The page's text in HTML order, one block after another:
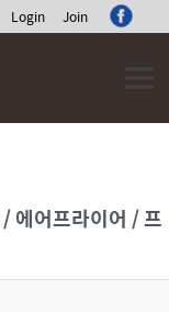
Login Join
에어프라이어 / 프